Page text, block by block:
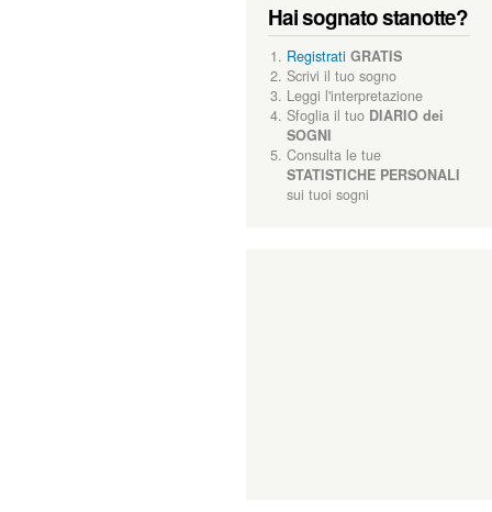
Hai sognato stanotte?
Registrati GRATIS
Scrivi il tuo sogno
Leggi l'interpretazione
Sfoglia il tuo DIARIO dei
SOGNI
Consulta le tue
STATISTICHE PERSONALI
sui tuoi sogni